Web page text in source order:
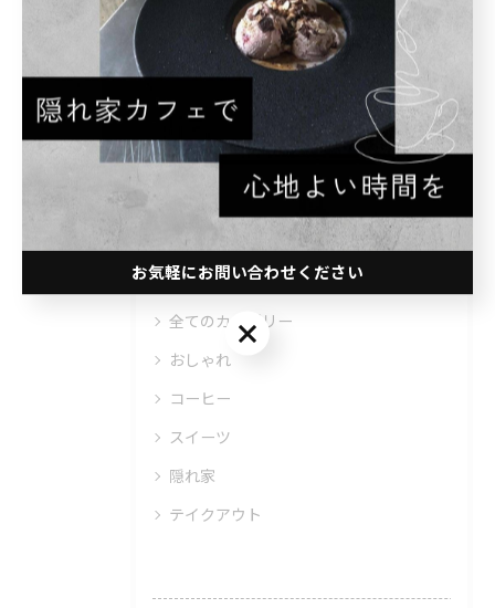
< 前のページ 一覧に戻る 次のページ >
カテゴリー Categories
全てのカテゴリー
おしゃれ
コーヒー
スイーツ
隠れ家
テイクアウト
お気軽にお問い合わせください
お気軽にお問い合わせください